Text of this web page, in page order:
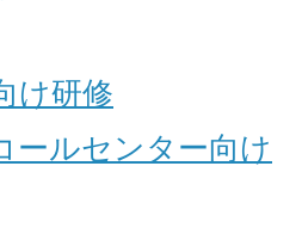
け研修
ールセンター向け